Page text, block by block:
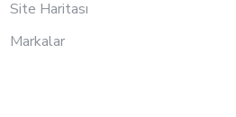
Site Haritası
Markalar